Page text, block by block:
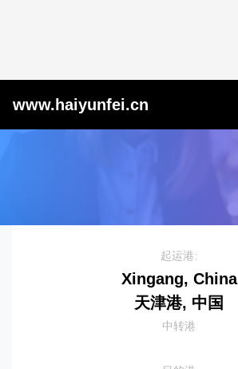
www.haiyunfei.cn
起运港:
Xingang, China
天津港, 中国
中转港